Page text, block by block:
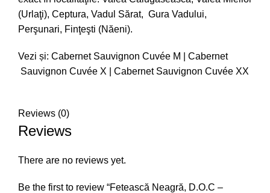
(Urlaţi), Ceptura, Vadul Sărat, Gura Vadului,
Perşunari, Finţeşti (Năeni).
Vezi și: Cabernet Sauvignon Cuvée M
Cabernet
Sauvignon Cuvée X
Cabernet Sauvignon Cuvée XX
Reviews (0)
Reviews
There are no reviews yet.
Be the first to review “Fetească Neagră, D.O.C –